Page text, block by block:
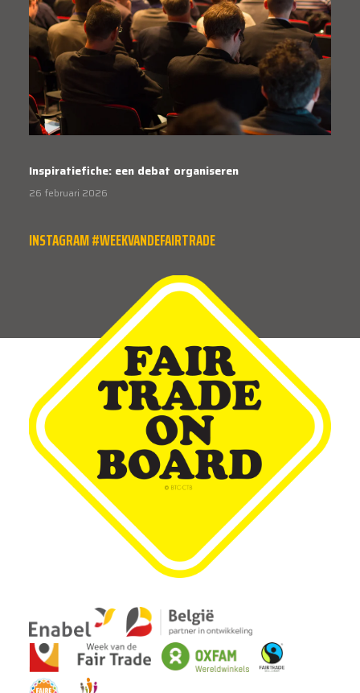
Inspiratiefiche: een debat organiseren
26 februari 2026
INSTAGRAM #WEEKVANDEFAIRTRADE